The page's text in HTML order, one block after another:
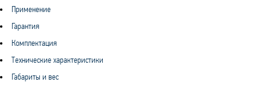
Применение
Гарантия
Комплектация
Технические характеристики
Габариты и вес